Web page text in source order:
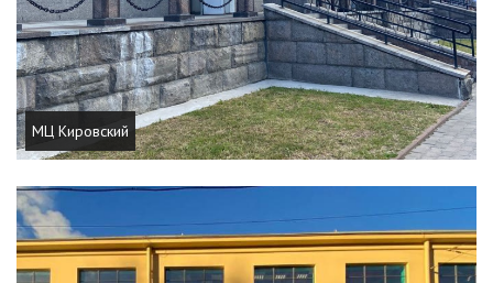
МЦ Кировский